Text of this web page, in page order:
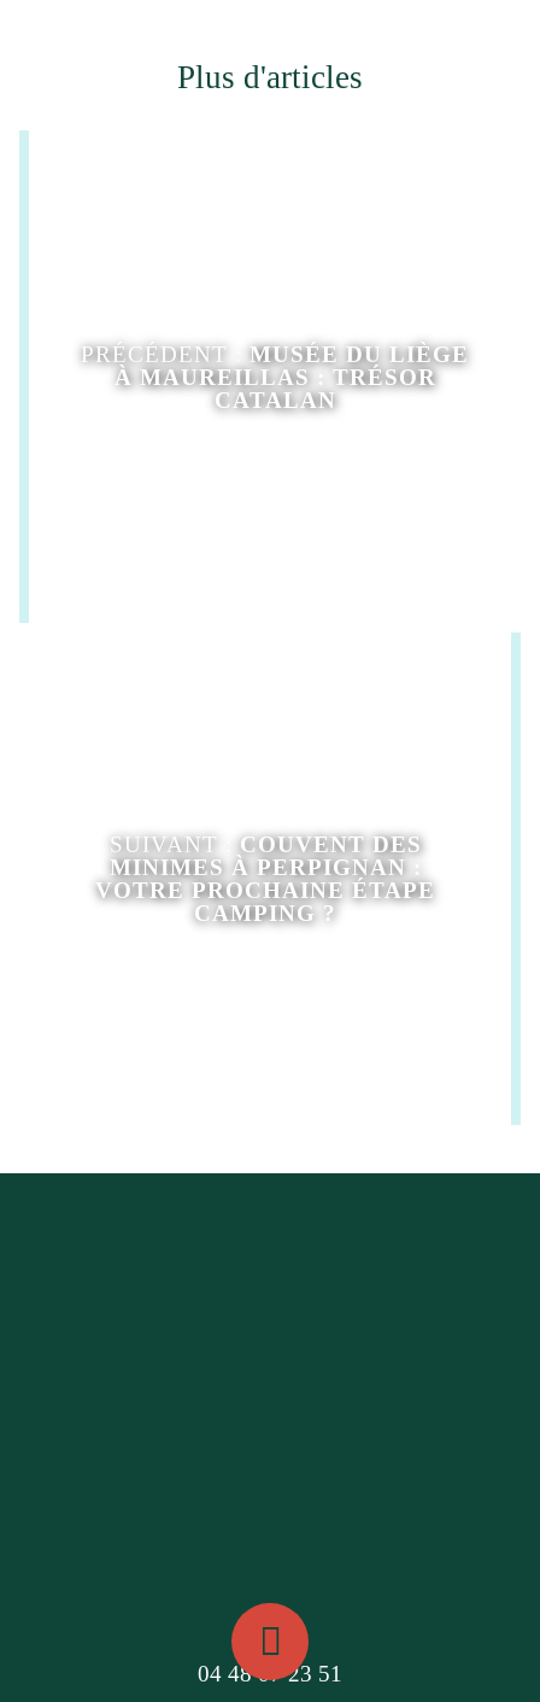
Plus d'articles
PRÉCÉDENT : MUSÉE DU LIÈGE
À MAUREILLAS : TRÉSOR
CATALAN
SUIVANT :COUVENT DES
MINIMES À PERPIGNAN :
VOTRE PROCHAINE ÉTAPE
CAMPING ?
04 48 07 23 51